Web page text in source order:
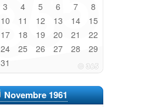
3 4 5 6 7 8
10 11 12 13 14 15
17 18 19 20 21 22
24 25 26 27 28 29
31
Novembre 1961